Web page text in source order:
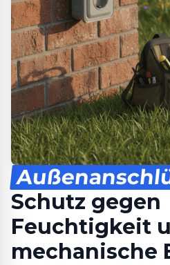
Schutz gegen
Feuchtigkeit
mechanische